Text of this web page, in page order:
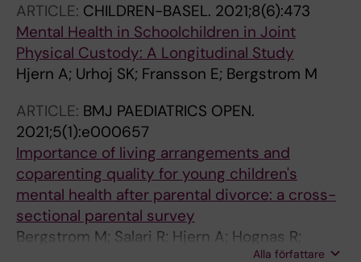
ARTICLE: CHILDREN-BASEL. 2021;8(6):473
Mental Health in Schoolchildren in Joint
Physical Custody: A Longitudinal Study
Hjern A; Urhoj SK; Fransson E; Bergstrom M
ARTICLE: BMJ PAEDIATRICS OPEN.
2021;5(1):e000657
Importance of living arrangements and
coparenting quality for young children's
mental health after parental divorce: a cross-
sectional parental survey
Bergstrom M; Salari R; Hjern A; Hognas R;
Alla författare